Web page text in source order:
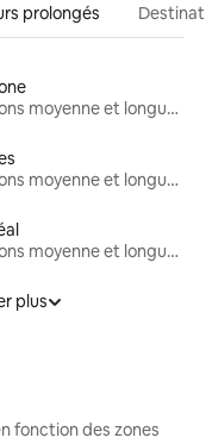
prolongés
Locations moyenne et longue durée
Locations moyenne et longue durée
Locations moyenne et longue durée
plus
fonction des zones